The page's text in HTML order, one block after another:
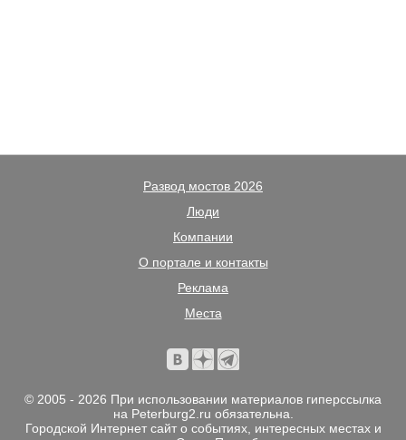
Развод мостов 2026
Люди
Компании
О портале и контакты
Реклама
Места
© 2005 - 2026 При использовании материалов гиперссылка
на Peterburg2.ru обязательна.
Городской Интернет сайт о событиях, интересных местах и